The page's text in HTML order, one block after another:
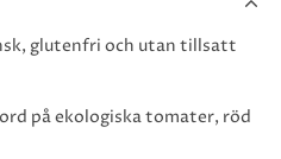
glutenfri och utan tillsatt
på ekologiska tomater, röd